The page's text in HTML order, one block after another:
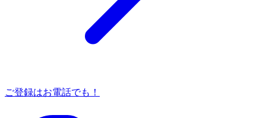
ご登録はお電話でも！